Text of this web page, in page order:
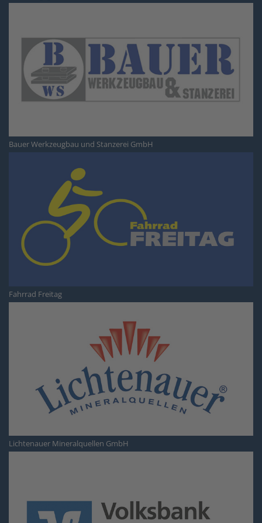
Bauer Werkzeugbau und Stanzerei GmbH
Fahrrad Freitag
Lichtenauer Mineralquellen GmbH